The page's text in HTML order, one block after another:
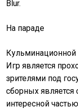
Blur.
На параде
Игр является
зрителями под
сборных
интересной